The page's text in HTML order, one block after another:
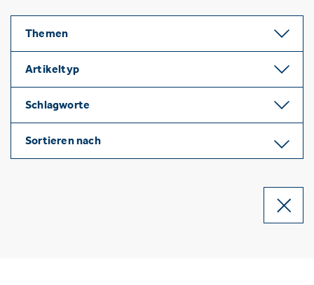
Themen
Artikeltyp
Schlagworte
Sortieren nach